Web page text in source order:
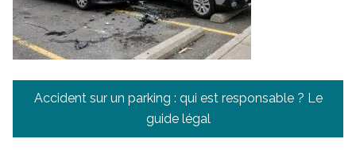
Navigation
l’article
Accident sur un parking : qui est responsable ? Le
guide légal